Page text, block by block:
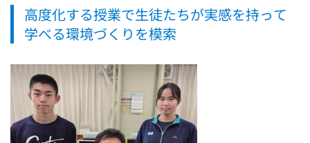
高度化する授業で生徒たちが実感を持って
学べる環境づくりを模索